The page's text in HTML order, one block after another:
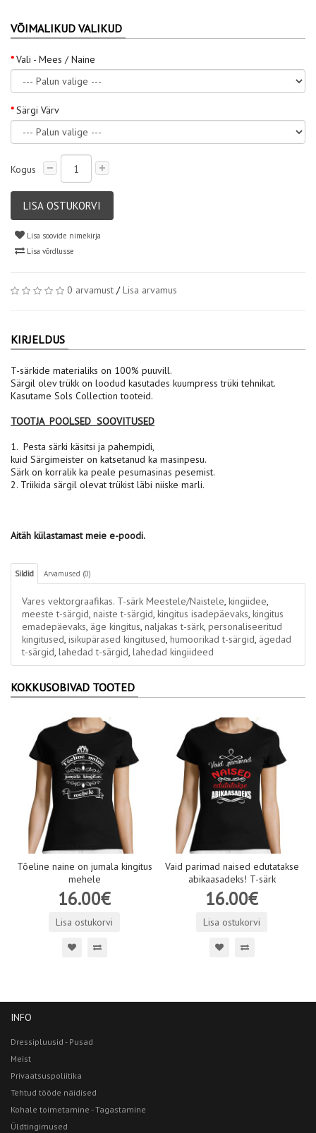
VÕIMALIKUD VALIKUD
Vali - Mees / Naine
Särgi Värv
Kogus
LISA OSTUKORVI
Lisa soovide nimekirja
Lisa võrdlusse
0 arvamust /Lisa arvamus
KIRJELDUS
T-särkide materialiks on 100% puuvill.
Särgil olev trükk on loodud kasutades kuumpress trüki tehnikat.
Kasutame Sols Collection tooteid.
TOOTJA POOLSED SOOVITUSED
1. Pesta särki käsitsi ja pahempidi,
kuid Särgimeister on katsetanud ka masinpesu.
Särk on korralik ka peale pesumasinas pesemist.
2. Triikida särgil olevat trükist läbi niiske marli.
Aitäh külastamast meie e-poodi.
Sildid Arvamused (0)
Vares vektorgraafikas. T-särk Meestele/Naistele, kingiidee,
meeste t-särgid, naiste t-särgid, kingitus isadepäevaks, kingitus
emadepäevaks, äge kingitus, naljakas t-särk, personaliseeritud
kingitused, isikupärased kingitused, humoorikad t-särgid, ägedad
t-särgid, lahedad t-särgid, lahedad kingiideed
KOKKUSOBIVAD TOOTED
Tõeline naine on jumala kingitus
mehele
16.00€
Lisa ostukorvi
Vaid parimad naised edutatakse
abikaasadeks! T-särk
16.00€
Lisa ostukorvi
INFO
Dressipluusid - Pusad
Meist
Privaatsuspoliitika
Tehtud tööde näidised
Kohale toimetamine - Tagastamine
Üldtingimused